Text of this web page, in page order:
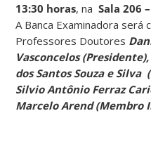
13:30 horas, naSala 206 –
A Banca Examinadora será
Professores Doutores
Vasconcelos
dos Santos Souza e
Silvio Antônio Ferraz
Marcelo Arend (Membro